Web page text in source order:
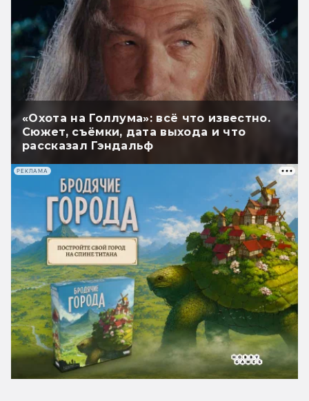
«Охота на Голлума»: всё что известно.
Сюжет, съёмки, дата выхода и что
рассказал Гэндальф
РЕКЛАМА